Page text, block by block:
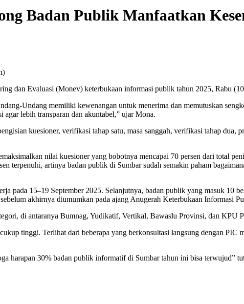
Badan Publik Manfaatkan
dan Evaluasi (Monev) keterbukaan informasi publik tahun 2025, Rabu
Undang memiliki kewenangan untuk menerima dan memutuskan
lebih transparan dan akuntabel,” ujar Mona.
kuesioner, verifikasi tahap satu, masa sanggah, verifikasi tahap dua,
nilai kuesioner yang bobotnya mencapai 70 persen dari total
terpenuhi, artinya badan publik di Sumbar sudah semakin paham
pada 15–19 September 2025. Selanjutnya, badan publik yang masuk 10
akhirnya diumumkan pada ajang Anugerah Keterbukaan Informasi
di antaranya Bumnag, Yudikatif, Vertikal, Bawaslu Provinsi, dan KPU
tinggi. Terlihat dari beberapa yang berkonsultasi langsung dengan
harapan 30% badan publik informatif di Sumbar tahun ini bisa terwujud”